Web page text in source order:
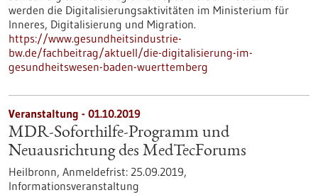
werden die Digitalisierungsaktivitäten im Ministerium für
Inneres, Digitalisierung und Migration.
https://www.gesundheitsindustrie-
bw.de/fachbeitrag/aktuell/die-digitalisierung-im-
gesundheitswesen-baden-wuerttemberg
Veranstaltung - 01.10.2019
MDR-Soforthilfe-Programm und
Neuausrichtung des MedTecForums
Heilbronn, Anmeldefrist: 25.09.2019,
Informationsveranstaltung